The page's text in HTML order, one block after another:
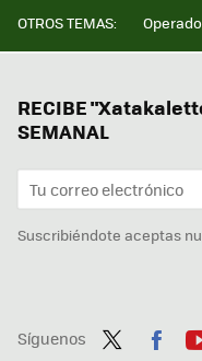
OTROS TEMAS:
RECIBE
SEMANAL
Suscribiéndote aceptas
Síguenos